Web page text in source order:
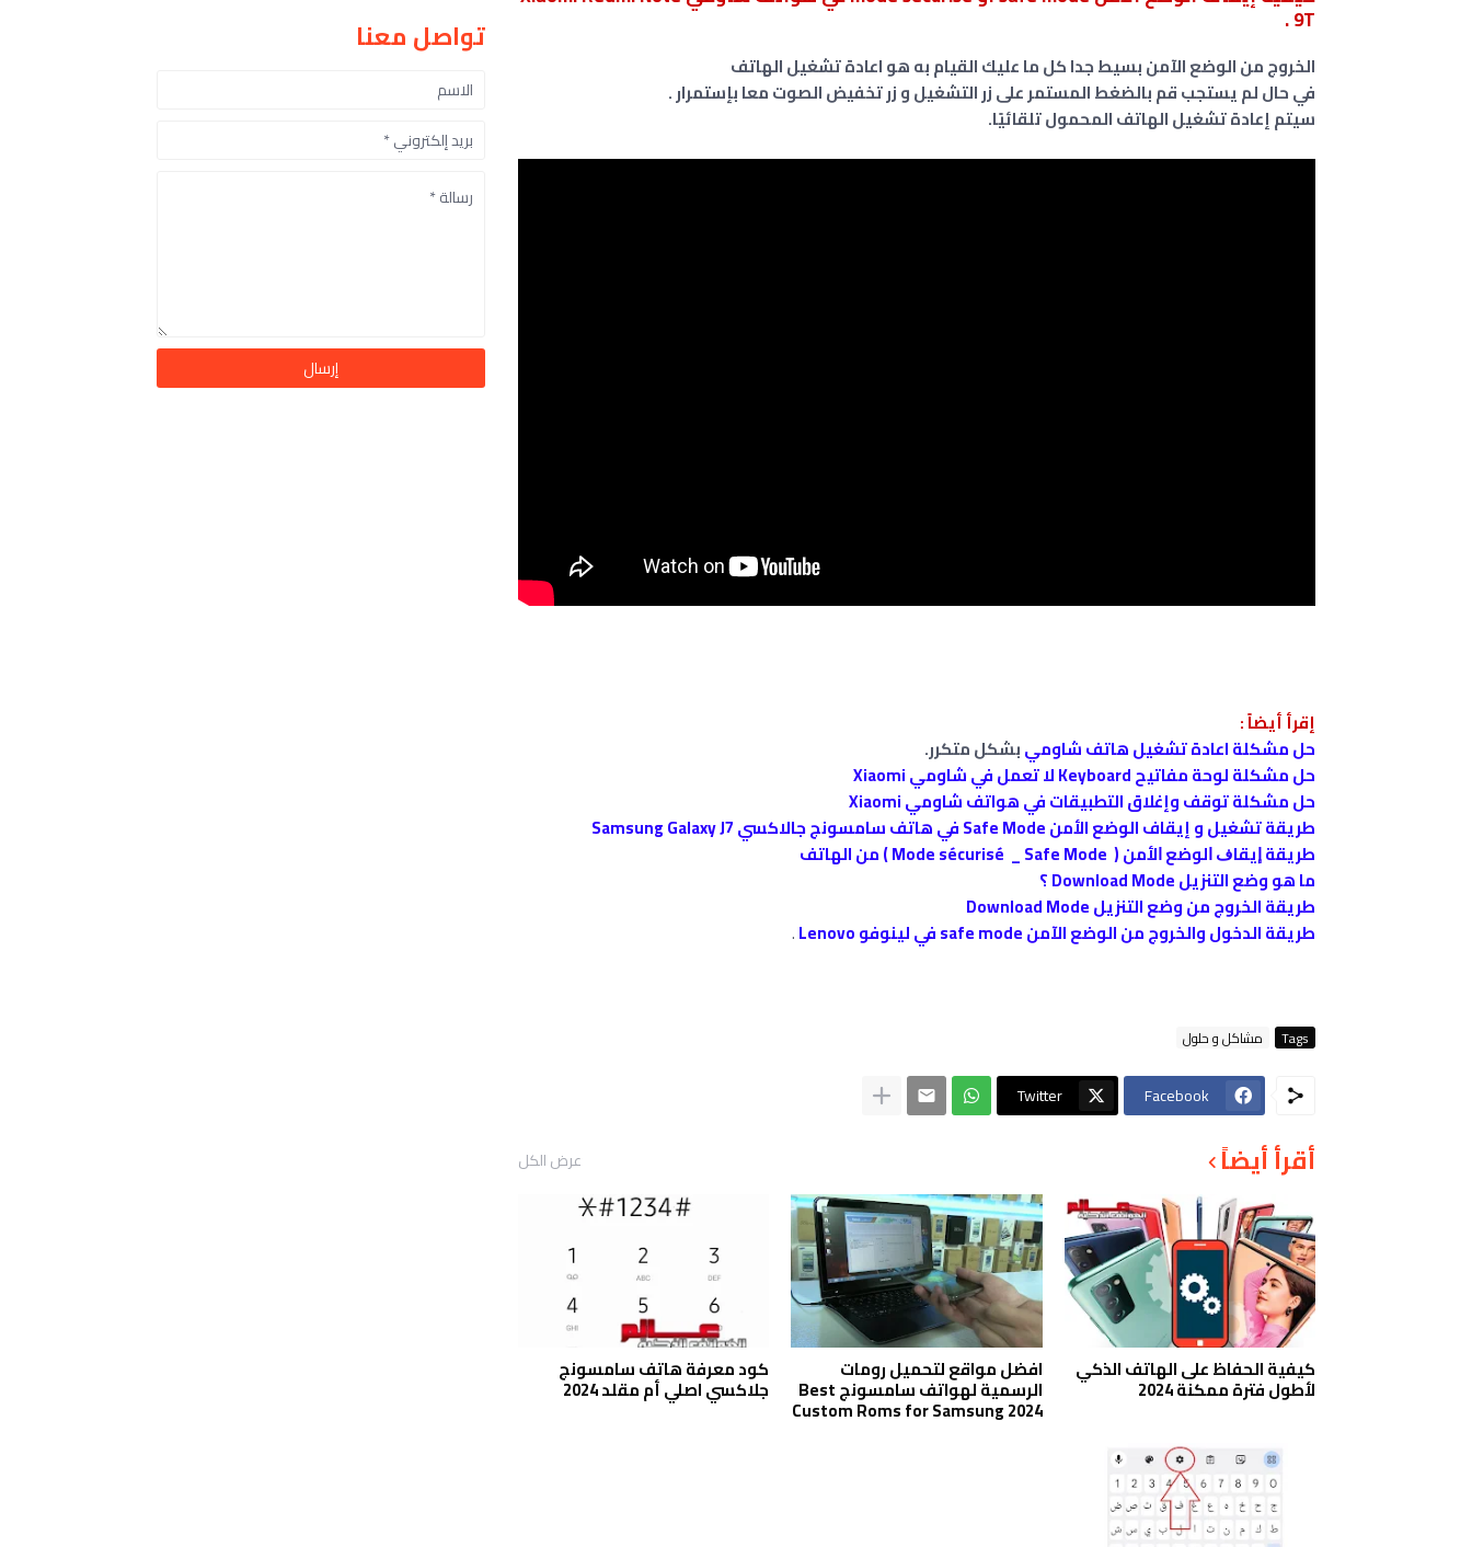
9T .
الخروج من الوضع الآمن بسيط جدا كل ما عليك القيام به هو اعادة تشغيل الهاتف
في حال لم يستجب قم بالضغط المستمر على زر التشغيل و زر تخفيض الصوت معا بإستمرار .
سيتم إعادة تشغيل الهاتف المحمول تلقائيًا.
إقرأ أيضاً :
حل مشكلة اعادة تشغيل هاتف شاوميبشكل متكرر.
حل مشكلة لوحة مفاتيح Keyboard لا تعمل في شاومي Xiaomi
حل مشكلة توقف وإغلاق التطبيقات في هواتف شاومي Xiaomi
طريقة تشغيل و إيقاف الوضع الأمن Safe Mode في هاتف سامسونج جالاكسي Samsung Galaxy J7
ﻃﺮﻳﻘﺔ ﺇﻳﻘﺎﻑ ﺍﻟﻮﺿﻊ ﺍﻷﻣﻦ ( Mode sécurisé _ Safe Mode ) من الهاتف
ما هو وضع التنزيل Download Mode ؟
طريقة الخروج من وضع التنزيل Download Mode
طريقة الدخول والخروج من الوضع الآمن safe mode في لينوفو Lenovo
.
Tags مشاكل و حلول
Facebook
Twitter
أقرأ أيضاً عرض الكل
كيفية الحفاظ على الهاتف الذكي
لأطول فترة ممكنة 2024
افضل مواقع لتحميل رومات
الرسمية لهواتف سامسونج Best
Custom Roms for Samsung 2024
كود معرفة هاتف سامسونج
جلاكسي اصلي أم مقلد 2024
تواصل معنا